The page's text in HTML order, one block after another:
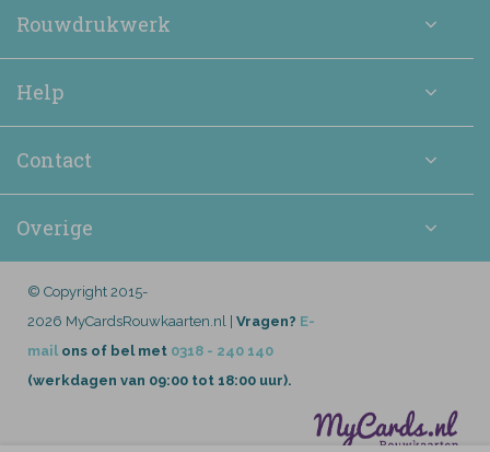
Rouwdrukwerk
Help
Contact
Overige
© Copyright 2015-
2026 MyCardsRouwkaarten.nl | Vragen? E-
mail ons of bel met 0318 - 240 140
(werkdagen van 09:00 tot 18:00 uur).